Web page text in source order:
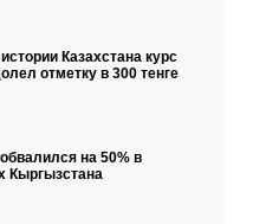
Казахстана курс
отметку в 300 тенге
обвалился на 50% в
Кыргызстана